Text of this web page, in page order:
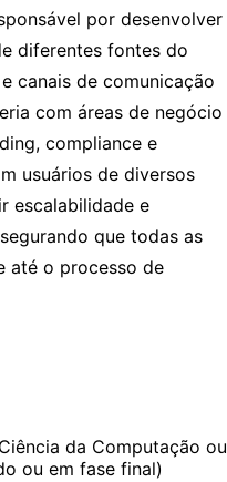
por desenvolver
diferentes fontes do
canais de comunicação
com áreas de negócio
compliance e
usuários de diversos
escalabilidade e
que todas as
até o processo de
da Computação ou
ou em fase final)